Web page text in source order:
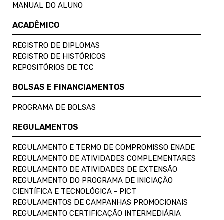
MANUAL DO ALUNO
ACADÊMICO
REGISTRO DE DIPLOMAS
REGISTRO DE HISTÓRICOS
REPOSITÓRIOS DE TCC
BOLSAS E FINANCIAMENTOS
PROGRAMA DE BOLSAS
REGULAMENTOS
REGULAMENTO E TERMO DE COMPROMISSO ENADE
REGULAMENTO DE ATIVIDADES COMPLEMENTARES
REGULAMENTO DE ATIVIDADES DE EXTENSÃO
REGULAMENTO DO PROGRAMA DE INICIAÇÃO
CIENTÍFICA E TECNOLÓGICA - PICT
REGULAMENTOS DE CAMPANHAS PROMOCIONAIS
REGULAMENTO CERTIFICAÇÃO INTERMEDIÁRIA